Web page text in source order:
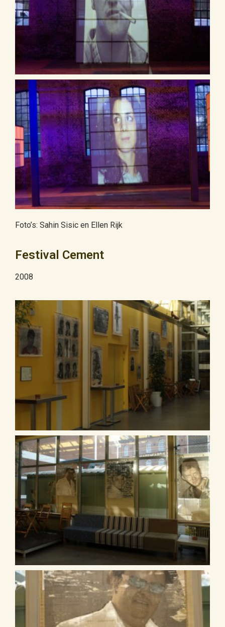
Foto’s: Sahin Sisic en Ellen Rijk
Festival Cement
2008